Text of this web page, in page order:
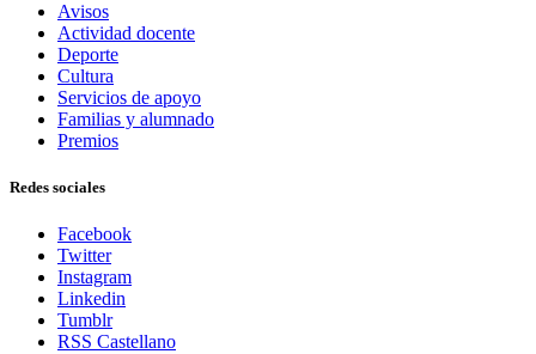
Avisos
Actividad docente
Deporte
Cultura
Servicios de apoyo
Familias y alumnado
Premios
Redes sociales
Facebook
Twitter
Instagram
Linkedin
Tumblr
RSS Castellano